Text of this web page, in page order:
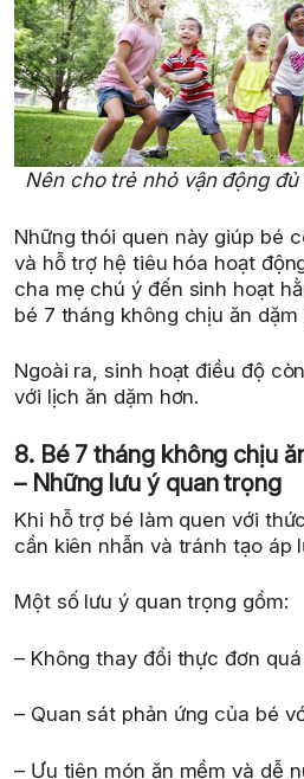
Nên cho trẻ nhỏ vận động
Những thói quen này giúp bé
và hỗ trợ hệ tiêu hóa hoạt
cha mẹ chú ý đến sinh hoạt
bé 7 tháng không chịu ăn dặm
Ngoài ra, sinh hoạt điều độ
với lịch ăn dặm hơn.
8. Bé 7 tháng không chịu
– Những lưu ý quan trọng
Khi hỗ trợ bé làm quen với
cần kiên nhẫn và tránh tạo áp
Một số lưu ý quan trọng gồm:
– Không thay đổi thực đơn
– Quan sát phản ứng của bé
– Ưu tiên món ăn mềm và dễ